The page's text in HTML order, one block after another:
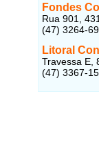
Fondes
Rua 901,
(47) 3264-
Litoral
Travessa E,
(47) 3367-